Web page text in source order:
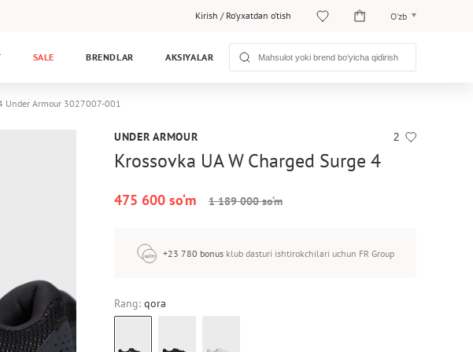
Kirish / Ro‘yxatdan o‘tish O‘zb
Рус
SALE BRENDLAR AKSIYALAR
Under Armour 3027007-001
2
UNDER ARMOUR
Krossovka UA W Charged Surge 4
475 600 so‘m 1 189 000 so‘m
+23 780 bonus klub dasturi ishtirokchilari uchun FR Group
Rang: qora